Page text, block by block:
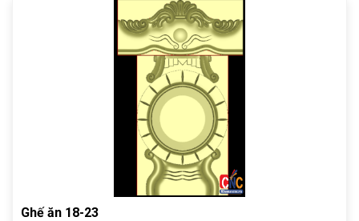
Ghế ăn 18-23